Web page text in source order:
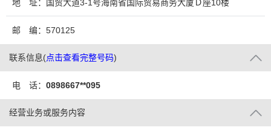
地 址：国贸大道3-1号海南省国际贸易商务大厦Ｄ座10楼
邮 编：570125
联系信息(点击查看完整号码)
电 话： 0898667**095
经营业务或服务内容